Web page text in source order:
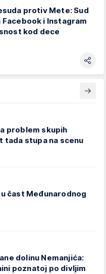
protiv Mete: Sud
i Instagram
kod dece
problem skupih
tada stupa na scenu
čast Međunarodnog
dolinu Nemanjića:
poznatoj po divljim